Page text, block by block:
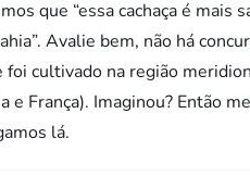
que “essa cachaça é
Avalie bem, não há
cultivado na região
e França). Imaginou? Então
lá.